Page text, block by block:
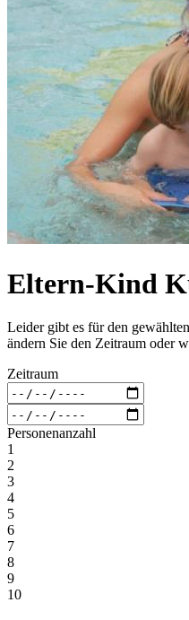
Eltern-Kind
Leider gibt es für den
ändern Sie den Zeitraum oder
Zeitraum
Personenanzahl
1
2
3
4
5
6
7
8
9
10